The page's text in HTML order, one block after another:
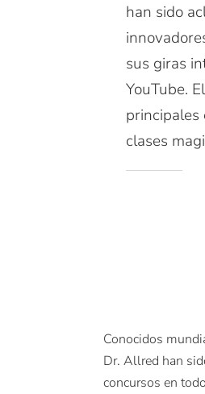
han sido
sus giras
YouTube.
principales
clases
Conocidos
Dr. Allred han
concursos en